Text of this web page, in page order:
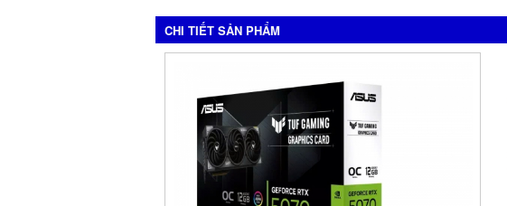
CHI TIẾT SẢN PHẨM